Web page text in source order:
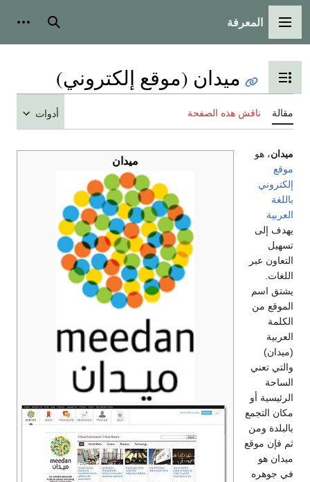
القائمة الرئيسية
المعرفة بحث
تبديل عرض جدول المحتويات
ميدان (موقع إلكتروني)
مقالة ناقش هذه الصفحة أدوات
ميدان
ميدان، هو
موقع
إلكتروني
باللغة
العربية
يهدف إلى
تسهيل
التعاون عبر
اللغات.
يشتق اسم
الموقع من
الكلمة
العربية
(ميدان)
والتي تعني
الساحة
الرئيسية أو
مكان التجمع
بالبلدة ومن
ثم فإن موقع
ميدان هو
في جوهره